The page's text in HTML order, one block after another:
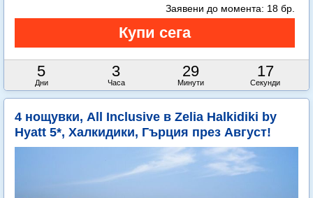
5
Дни
3
Часа
29
Минути
14
Секунди
Заявени до момента: 18 бр.
4 нощувки, All Inclusive в Zelia Halkidiki by
Hyatt 5*, Халкидики, Гърция през Август!